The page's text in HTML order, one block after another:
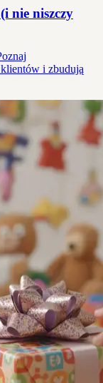
nie niszczy
i zbudują